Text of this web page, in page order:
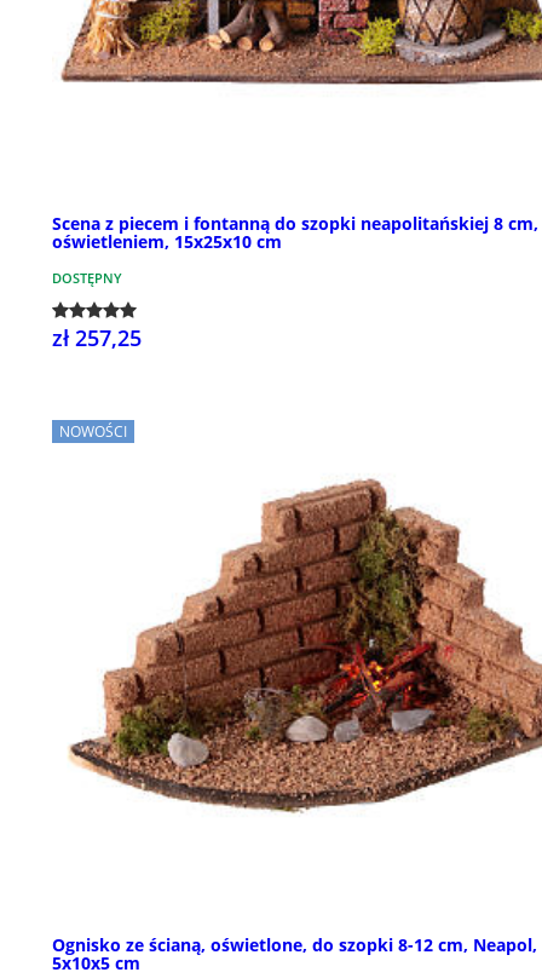
Scena z piecem i fontanną do szopki neapolitańskiej 8 cm,
oświetleniem, 15x25x10 cm
DOSTĘPNY
zł 257,25
NOWOŚCI
Ognisko ze ścianą, oświetlone, do szopki 8-12 cm, Neapol,
5x10x5 cm